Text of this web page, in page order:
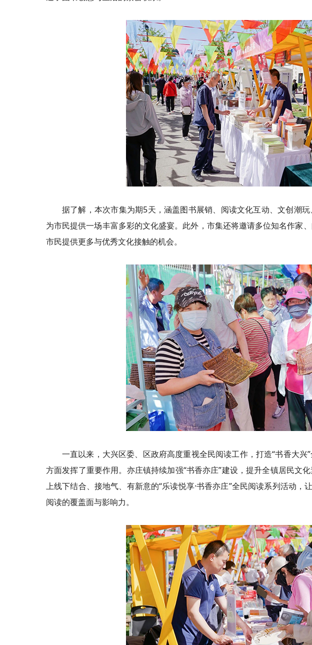
据了解，本次市集为期5天，涵盖图书展销、阅读文化互动、文创潮
为市民提供一场丰富多彩的文化盛宴。此外，市集还将邀请多位知名作家
市民提供更多与优秀文化接触的机会。
一直以来，大兴区委、区政府高度重视全民阅读工作，打造“书香大
方面发挥了重要作用。亦庄镇持续加强“书香亦庄”建设，提升全镇居民文
上线下结合、接地气、有新意的“乐读悦享·书香亦庄”全民阅读系列活动，
阅读的覆盖面与影响力。